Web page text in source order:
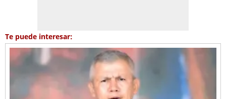
Te puede interesar: